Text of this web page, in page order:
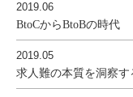
2019.06
BtoCからBtoBの時代
2019.05
求人難の本質を洞察す